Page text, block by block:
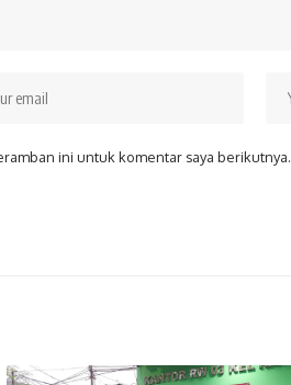
ini untuk komentar saya berikutnya.